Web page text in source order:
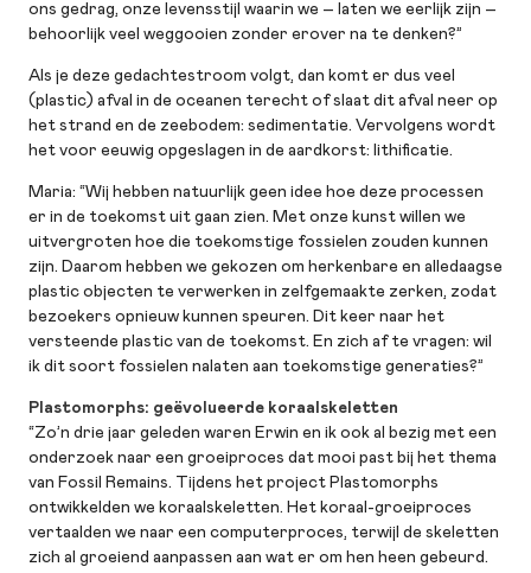
ons gedrag, onze levensstijl waarin we – laten we eerlijk zijn –
behoorlijk veel weggooien zonder erover na te denken?”
Als je deze gedachtestroom volgt, dan komt er dus veel
(plastic) afval in de oceanen terecht of slaat dit afval neer op
het strand en de zeebodem: sedimentatie. Vervolgens wordt
het voor eeuwig opgeslagen in de aardkorst: lithificatie.
Maria: “Wij hebben natuurlijk geen idee hoe deze processen
er in de toekomst uit gaan zien. Met onze kunst willen we
uitvergroten hoe die toekomstige fossielen zouden kunnen
zijn. Daarom hebben we gekozen om herkenbare en alledaagse
plastic objecten te verwerken in zelfgemaakte zerken, zodat
bezoekers opnieuw kunnen speuren. Dit keer naar het
versteende plastic van de toekomst. En zich af te vragen: wil
ik dit soort fossielen nalaten aan toekomstige generaties?”
Plastomorphs: geëvolueerde koraalskeletten
“Zo’n drie jaar geleden waren Erwin en ik ook al bezig met een
onderzoek naar een groeiproces dat mooi past bij het thema
van Fossil Remains. Tijdens het project Plastomorphs
ontwikkelden we koraalskeletten. Het koraal-groeiproces
vertaalden we naar een computerproces, terwijl de skeletten
zich al groeiend aanpassen aan wat er om hen heen gebeurd.